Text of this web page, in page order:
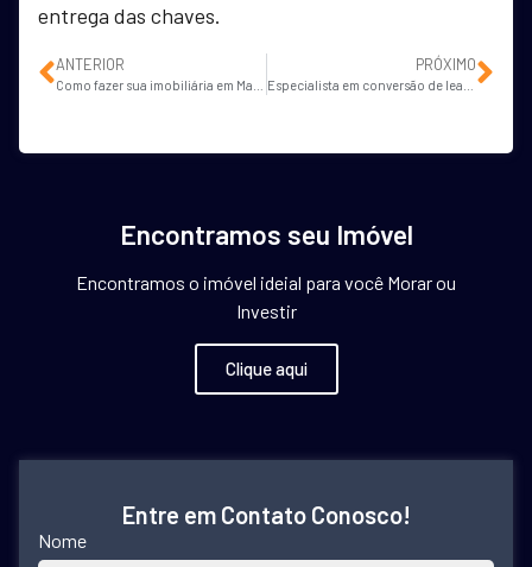
entrega das chaves.
ANTERIOR PRÓXIMO
Encontramos seu Imóvel
Encontramos o imóvel ideial para você Morar ou
Investir
Clique aqui
Entre em Contato Conosco!
Nome